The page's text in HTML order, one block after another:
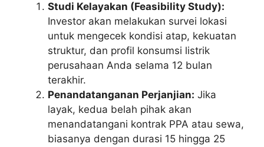
Studi Kelayakan (Feasibility Study):
Investor akan melakukan survei lokasi
untuk mengecek kondisi atap, kekuatan
struktur, dan profil konsumsi listrik
perusahaan Anda selama 12 bulan
terakhir.
Penandatanganan Perjanjian: Jika
layak, kedua belah pihak akan
menandatangani kontrak PPA atau sewa,
biasanya dengan durasi 15 hingga 25